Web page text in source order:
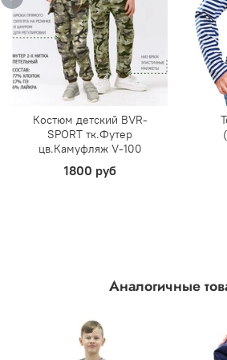
Костюм детский BVR-
SPORT тк.Футер
цв.Камуфляж V-100
1800 руб
Аналогичные